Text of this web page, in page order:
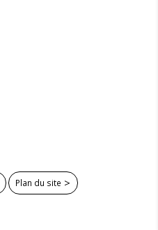
Plan du site